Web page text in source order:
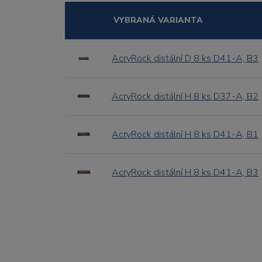
VYBRANÁ VARIANTA
AcryRock distální D 8 ks D41-A, B3
AcryRock distální H 8 ks D37-A, B2
AcryRock distální H 8 ks D41-A, B1
AcryRock distální H 8 ks D41-A, B3